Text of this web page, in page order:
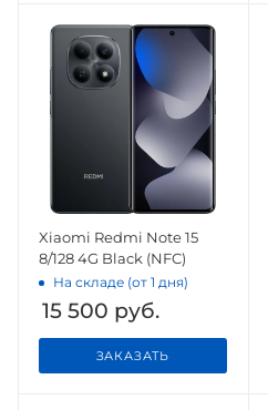
Xiaomi Redmi Note 15
8/128 4G Black (NFC)
На складе (от 1 дня)
15 500 руб.
ЗАКАЗАТЬ